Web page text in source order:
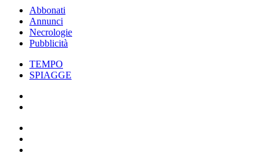
Abbonati
Annunci
Necrologie
Pubblicità
TEMPO
SPIAGGE